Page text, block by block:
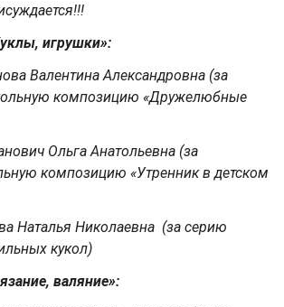
игрушки»:
Валентина Александровна (за
композицию «Дружелюбные
Ольга Анатольевна (за
композицию «Утренник в детском
Наталья Николаевна (за серию
кукол)
валяние»: